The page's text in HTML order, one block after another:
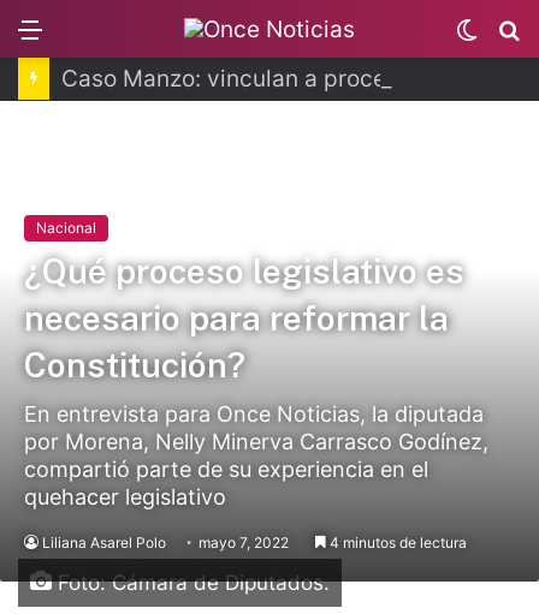
Menu
Switch
skin
Nacional
¿Qué proceso legislativo es
necesario para reformar la
Constitución?
En entrevista para Once Noticias, la diputada
por Morena, Nelly Minerva Carrasco Godínez,
compartió parte de su experiencia en el
quehacer legislativo
Liliana Asarel Polo mayo 7, 2022 4 minutos de lectura
Foto: Cámara de Diputados.